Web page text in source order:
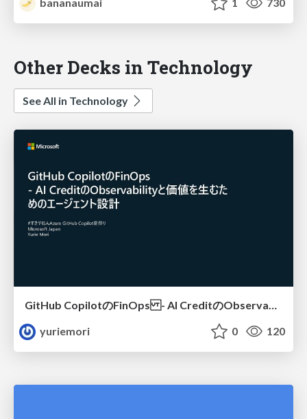
Other Decks in Technology
See All in Technology
GitHub CopilotのFinOps - AI CreditのObservabilityと価値を生むためのエージェント設計
yuriemori
0 120